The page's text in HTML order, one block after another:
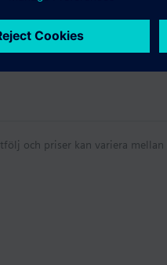
och priser kan variera mellan